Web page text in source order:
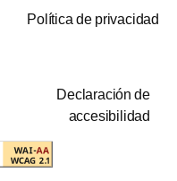
Política de privacidad
Declaración de
accesibilidad